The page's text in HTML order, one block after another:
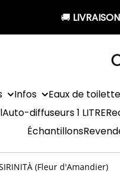
🚚
Infos Eaux de
Auto-diffuseurs 1 LITRE
Échantillons
(Fleur d'Amandier)